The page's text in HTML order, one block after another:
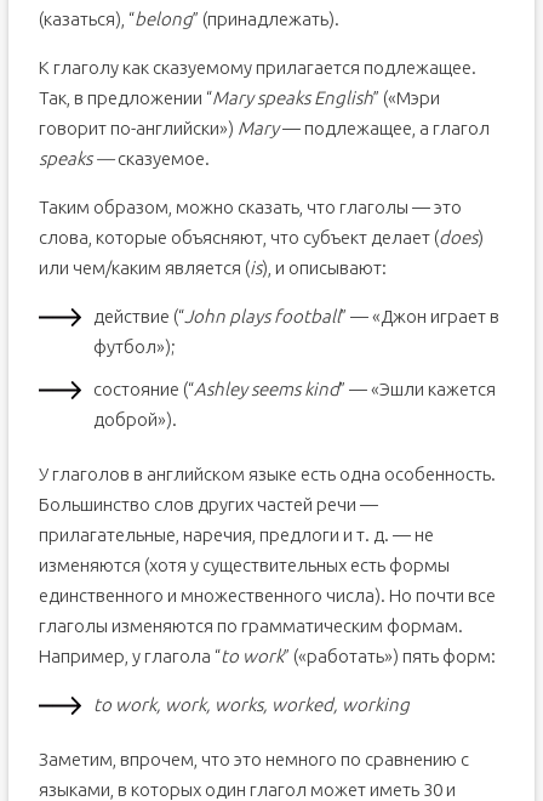
4. Подведем итоги
английского
Аудирование
Грамматика
(казаться), “belong” (принадлежать).
К глаголу как сказуемому прилагается подлежащее.
Так, в предложении “Mary speaks English” («Мэри
говорит по-английски») Mary— подлежащее, а глагол
speaks —сказуемое.
Таким образом, можно сказать, что глаголы — это
слова, которые объясняют, что субъект делает (does)
или чем/каким является (is), и описывают:
действие (“John plays football” — «Джон играет в
футбол»);
состояние (“Ashley seems kind” — «Эшли кажется
доброй»).
У глаголов в английском языке есть одна особенность.
Большинство слов других частей речи —
прилагательные, наречия, предлоги и т. д. — не
изменяются (хотя у существительных есть формы
единственного и множественного числа). Но почти все
глаголы изменяются по грамматическим формам.
Например, у глагола “to work” («работать») пять форм:
to work, work, works, worked, working
Заметим, впрочем, что это немного по сравнению с
языками, в которых один глагол может иметь 30 и